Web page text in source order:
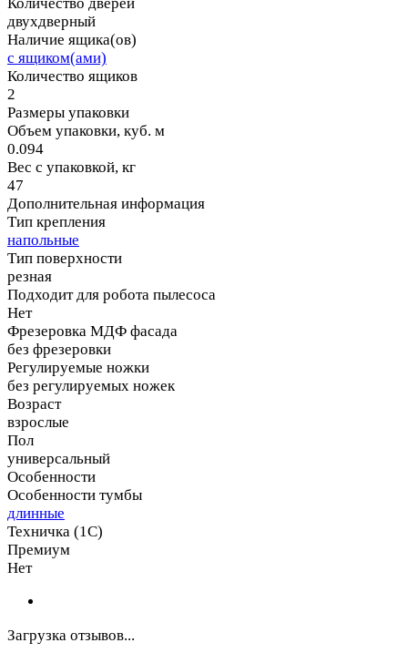
двухдверный
Наличие ящика(ов)
с ящиком(ами)
Количество ящиков
2
Размеры упаковки
Объем упаковки, куб. м
0.094
Вес с упаковкой, кг
47
Дополнительная информация
Тип крепления
напольные
Тип поверхности
резная
Подходит для робота пылесоса
Нет
Фрезеровка МДФ фасада
без фрезеровки
Регулируемые ножки
без регулируемых ножек
Возраст
взрослые
Пол
универсальный
Особенности
Особенности тумбы
длинные
Техничка (1С)
Премиум
Нет
Загрузка отзывов...